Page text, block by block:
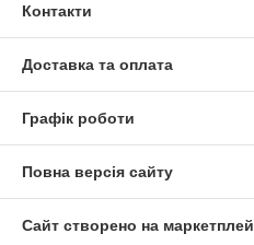
Контакти
Доставка та оплата
Графік роботи
Повна версія сайту
Сайт створено на